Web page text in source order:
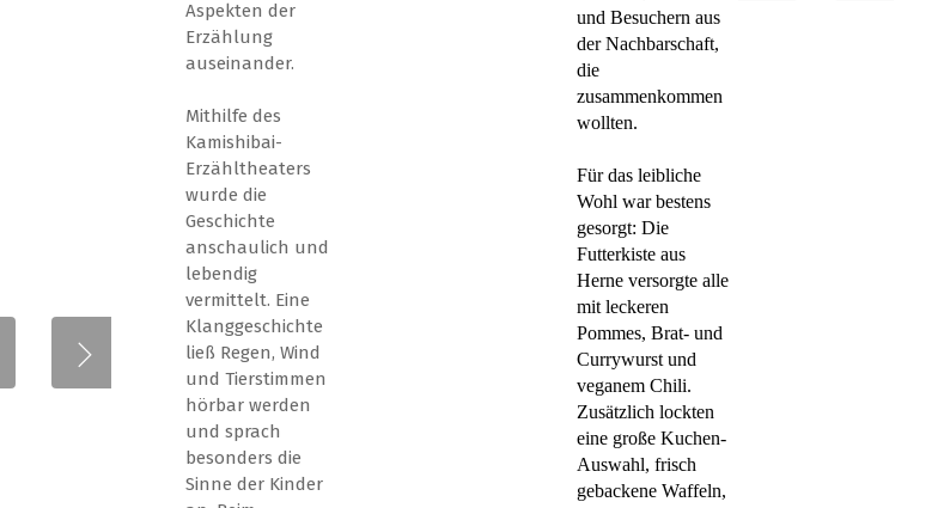
Aspekten der
Erzählung
auseinander.
Mithilfe des
Kamishibai-
Erzähltheaters
wurde die
Geschichte
anschaulich und
lebendig
vermittelt. Eine
Klanggeschichte
ließ Regen, Wind
und Tierstimmen
hörbar werden
und sprach
besonders die
Sinne der Kinder
und Besuchern aus
der Nachbarschaft,
die
zusammenkommen
wollten.
Für das leibliche
Wohl war bestens
gesorgt: Die
Futterkiste aus
Herne versorgte alle
mit leckeren
Pommes, Brat- und
Currywurst und
veganem Chili.
Zusätzlich lockten
eine große Kuchen-
Auswahl, frisch
gebackene Waffeln,